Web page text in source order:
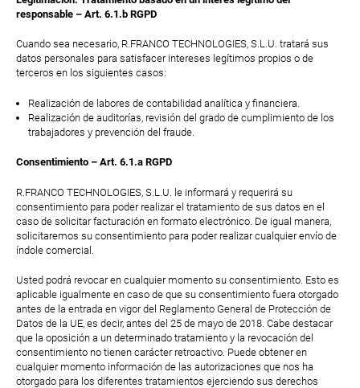
responsable – Art. 6.1.b RGPD
Cuando sea necesario, R.FRANCO TECHNOLOGIES, S.L.U. tratará sus
datos personales para satisfacer intereses legítimos propios o de
terceros en los siguientes casos:
Realización de labores de contabilidad analítica y financiera.
Realización de auditorías, revisión del grado de cumplimiento de los
trabajadores y prevención del fraude.
Consentimiento – Art. 6.1.a RGPD
R.FRANCO TECHNOLOGIES, S.L.U. le informará y requerirá su
consentimiento para poder realizar el tratamiento de sus datos en el
caso de solicitar facturación en formato electrónico. De igual manera,
solicitaremos su consentimiento para poder realizar cualquier envío de
índole comercial.
Usted podrá revocar en cualquier momento su consentimiento. Esto es
aplicable igualmente en caso de que su consentimiento fuera otorgado
antes de la entrada en vigor del Reglamento General de Protección de
Datos de la UE, es decir, antes del 25 de mayo de 2018. Cabe destacar
que la oposición a un determinado tratamiento y la revocación del
consentimiento no tienen carácter retroactivo. Puede obtener en
cualquier momento información de las autorizaciones que nos ha
otorgado para los diferentes tratamientos ejerciendo sus derechos